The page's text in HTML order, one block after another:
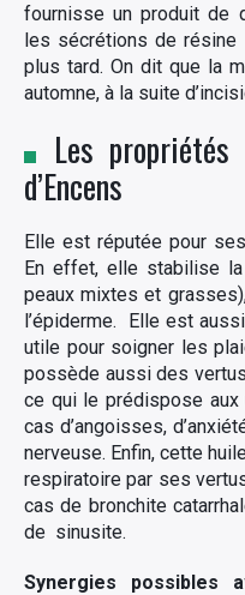
fournisse un produit de
les sécrétions de
plus tard. On dit que la
automne, à la suite
Les
d’Encens
Elle est réputée pour
En effet, elle stabilise
peaux mixtes et
l’épiderme. Elle est
utile pour soigner les
possède aussi des
ce qui le prédispose
cas d’angoisses,
nerveuse. Enfin, cette
respiratoire par ses
cas de bronchite
de sinusite.
Synergies possibles